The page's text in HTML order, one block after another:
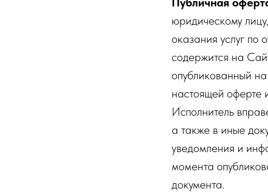
юридическому
оказания услуг
содержится на
опубликованный
настоящей оферте
Исполнитель
а также в иные
уведомления и
момента
документа.